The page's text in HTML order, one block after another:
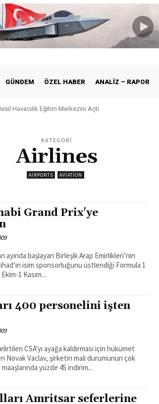
GÜNDEM ÖZEL HABER ANALIZ – RAPOR
Havacılık Eğitim Merkezini Açtı
KATEGORİ
Airlines
AIRPORTS AVIATION
Grand Prix'ye
ayında başlayan Birleşik Arap Emirlikleri’nin
isim sponsorluğunu üstlendiği Formula 1
1 Kasım...
400 personelini işten
CSA'yı ayağa kaldırması için hükümet
Novak Vaclav, şirketin mali durumunun çok
yüzde 45 indirim...
Amritsar seferlerine